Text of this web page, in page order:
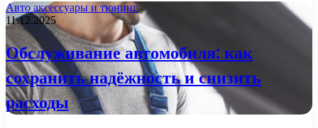
Авто аксессуары и тюнинг
11.12.2025
Обслуживание автомобиля: как
сохранить надёжность и снизить
расходы